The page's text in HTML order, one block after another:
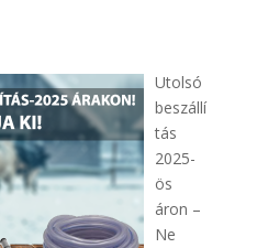
Utolsó
beszállí
tás
2025-
ös
áron –
Ne